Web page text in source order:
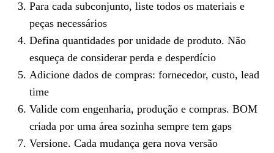
Para cada subconjunto, liste todos os materiais e
peças necessários
Defina quantidades por unidade de produto. Não
esqueça de considerar perda e desperdício
Adicione dados de compras: fornecedor, custo, lead
time
Valide com engenharia, produção e compras. BOM
criada por uma área sozinha sempre tem gaps
Versione. Cada mudança gera nova versão